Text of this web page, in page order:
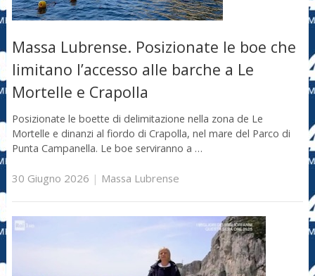
Massa Lubrense. Posizionate le boe che
limitano l’accesso alle barche a Le
Mortelle e Crapolla
Posizionate le boette di delimitazione nella zona de Le
Mortelle e dinanzi al fiordo di Crapolla, nel mare del Parco di
Punta Campanella. Le boe serviranno a …
30 Giugno 2026 | Massa Lubrense